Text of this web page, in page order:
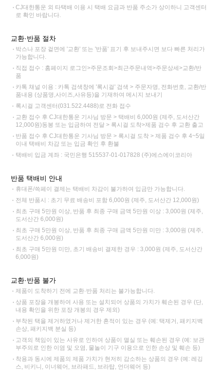
CJ대한통운 외 타택배 이용 시 택배 요금과 반품 주소가 상이하니 고객센터
로 확인 바랍니다.
교환·반품 절차
박스나 포장 겉면에 '교환' 또는 '반품' 표기 후 보내주시면 보다 빠른 처리가
가능합니다.
직접 접수 : 홈페이지 로그인>주문조회>최근주문내역>주문상세>교환/반
품
카톡 채널 이용 : 카톡 검색창에 '록시걸' 검색 > 주문자명, 전화번호, 교환/반
품내용 (상품명,사이즈,사유등)을 기재하여 메시지 보내기
록시걸 고객센터(031.522.4488)로 전화 접수
교환 접수 후 CJ대한통운 기사님 방문 > 택배비 6,000원 (제주, 도서산간
12,000원)동봉 또는 입금하여 전달 > 록시걸 도착>제품 검수 후 교환 출고
반품 접수 후 CJ대한통운 기사님 방문 > 록시걸 도착 > 제품 검수 후 4~5일
이내 택배비 차감 또는 입금 확인 후 환불
택배비 입금 계좌 : 국민은행 515537-01-017828 (주)에스에이코리아
반품 택배비 안내
휴대폰/쓱페이 결제는 택배비 차감이 불가하여 입금만 가능합니다.
전체 반품시 : 초기 무료 배송비 포함 6,000원 (제주, 도서산간 12,000원)
최초 구매 5만원 이상, 반품 후 최종 구매 금액 5만원 이상 : 3,000원 (제주,
도서산간 6,000원)
최초 구매 5만원 이상, 반품 후 최종 구매 금액 5만원 미만 : 3,000원 (제주,
도서산간 6,000원)
최초 구매 5만원 미만, 초기 배송비 결제한 경우 : 3,000원 (제주, 도서산간
6,000원)
교환·반품 불가
제품이 도착하기 전에 교환·반품 처리는 불가능합니다.
상품 포장을 개봉하여 사용 또는 설치되어 상품의 가치가 훼손된 경우 (단,
내용 확인을 위한 포장 개봉의 경우 제외)
부착된 택을 제거하였거나 제거한 흔적이 있는 경우 (예: 택제거, 패키지백
손상, 패키지백 분실 등)
고객의 책임이 있는 사유로 인하여 상품이 멸실 또는 훼손된 경우 (예: 보관
부주의로 인한 이염 및 오염, 물놀이 기구 이용으로 인한 손상 및 훼손 등)
착용과 동시에 제품의 제품 가치가 현저히 감소하는 상품의 경우 (예: 레깅
스, 비키니, 이너웨어, 브라패드, 브라탑, 언더웨어 등)